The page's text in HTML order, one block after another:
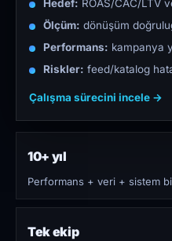
Hedef: ROAS/CAC/LTV
Ölçüm: dönüşüm
Performans: kampanya
Riskler: feed/katalog
Çalışma sürecini incele →
10+ yıl
Performans + veri + sistem
Tek ekip